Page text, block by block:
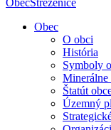
ObecStreženice
Obec
O obci
História
Symboly
Minerálne
Štatút
Územný